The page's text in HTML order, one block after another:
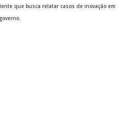
que busca relatar casos de inovação em
governo.